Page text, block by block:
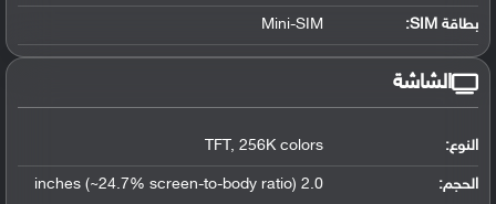
بطاقة SIM: Mini-SIM
الشاشة
النوع: TFT, 256K colors
الحجم: 2.0 inches (~24.7% screen-to-body ratio)